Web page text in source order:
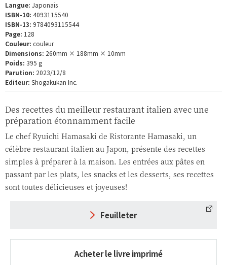
Langue: Japonais
ISBN-10: 4093115540
ISBN-13: 9784093115544
Page: 128
Couleur: couleur
Dimensions: 260mm × 188mm × 10mm
Poids: 395 g
Parution: 2023/12/8
Editeur: Shogakukan Inc.
Des recettes du meilleur restaurant italien avec une
préparation étonnamment facile
Le chef Ryuichi Hamasaki de Ristorante Hamasaki, un
célèbre restaurant italien au Japon, présente des recettes
simples à préparer à la maison. Les entrées aux pâtes en
passant par les plats, les snacks et les desserts, ses recettes
sont toutes délicieuses et joyeuses!
Feuilleter
Acheter le livre imprimé